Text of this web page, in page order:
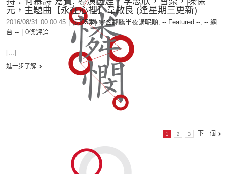
元，主題曲【永在心裡】韋啟良 (逢星期三更新)
2016/08/31 00:00:45 | (第05季) 靈凶翻騰半夜講呢啲, -- Featured --, -- 網
台 --
0條評論
[...]
進一步了解
1 2 3 下一個